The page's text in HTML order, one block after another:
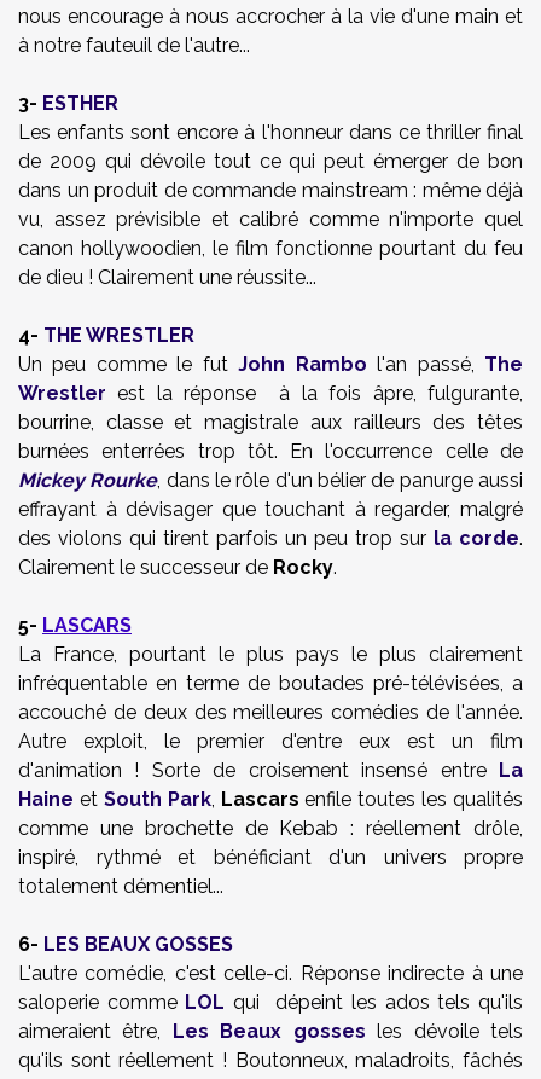
nous encourage à nous accrocher à la vie d'une main et
à notre fauteuil de l'autre...
3- ESTHER
Les enfants sont encore à l'honneur dans ce thriller final
de 2009 qui dévoile tout ce qui peut émerger de bon
dans un produit de commande mainstream : même déjà
vu, assez prévisible et calibré comme n'importe quel
canon hollywoodien, le film fonctionne pourtant du feu
de dieu ! Clairement une réussite...
4- THE WRESTLER
Un peu comme le futJohn Rambo l'an passé, The
Wrestler est la réponse à la fois âpre, fulgurante,
bourrine, classe et magistrale aux railleurs des têtes
burnées enterrées trop tôt. En l'occurrence celle de
Mickey Rourke, dans le rôle d'un bélier de panurge aussi
effrayant à dévisager que touchant à regarder, malgré
des violons qui tirent parfois un peu trop sur la corde.
Clairement le successeur de Rocky.
5- LASCARS
La France, pourtant le plus pays le plus clairement
infréquentable en terme de boutades pré-télévisées, a
accouché de deux des meilleures comédies de l'année.
Autre exploit, le premier d'entre eux est un film
d'animation ! Sorte de croisement insensé entre La
Haine et South Park, Lascars enfile toutes les qualités
comme une brochette de Kebab : réellement drôle,
inspiré, rythmé et bénéficiant d'un univers propre
totalement démentiel...
6- LES BEAUX GOSSES
L'autre comédie, c'est celle-ci. Réponse indirecte à une
saloperie comme LOL qui dépeint les ados tels qu'ils
aimeraient être, Les Beaux gosses les dévoile tels
qu'ils sont réellement ! Boutonneux, maladroits, fâchés